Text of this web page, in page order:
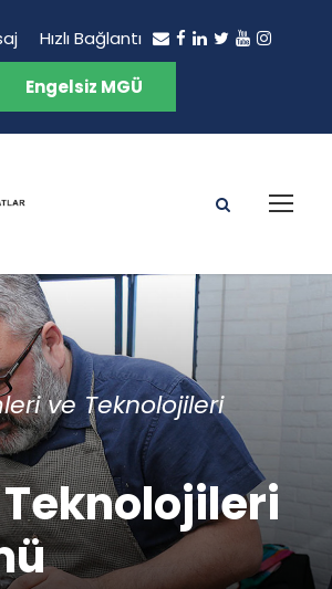
Hızlı Bağlantı
Engelsiz MGÜ
ve Teknolojileri
Teknolojileri